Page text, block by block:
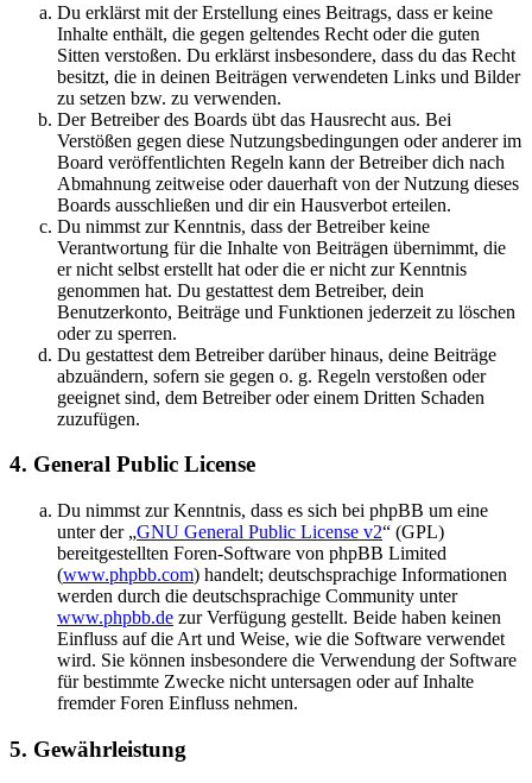
Du erklärst mit der Erstellung eines Beitrags, dass er keine
Inhalte enthält, die gegen geltendes Recht oder die guten
Sitten verstoßen. Du erklärst insbesondere, dass du das Recht
besitzt, die in deinen Beiträgen verwendeten Links und Bilder
zu setzen bzw. zu verwenden.
Der Betreiber des Boards übt das Hausrecht aus. Bei
Verstößen gegen diese Nutzungsbedingungen oder anderer im
Board veröffentlichten Regeln kann der Betreiber dich nach
Abmahnung zeitweise oder dauerhaft von der Nutzung dieses
Boards ausschließen und dir ein Hausverbot erteilen.
Du nimmst zur Kenntnis, dass der Betreiber keine
Verantwortung für die Inhalte von Beiträgen übernimmt, die
er nicht selbst erstellt hat oder die er nicht zur Kenntnis
genommen hat. Du gestattest dem Betreiber, dein
Benutzerkonto, Beiträge und Funktionen jederzeit zu löschen
oder zu sperren.
Du gestattest dem Betreiber darüber hinaus, deine Beiträge
abzuändern, sofern sie gegen o. g. Regeln verstoßen oder
geeignet sind, dem Betreiber oder einem Dritten Schaden
zuzufügen.
4. General Public License
Du nimmst zur Kenntnis, dass es sich bei phpBB um eine
unter der „GNU General Public License v2“ (GPL)
bereitgestellten Foren-Software von phpBB Limited
(www.phpbb.com) handelt; deutschsprachige Informationen
werden durch die deutschsprachige Community unter
www.phpbb.de zur Verfügung gestellt. Beide haben keinen
Einfluss auf die Art und Weise, wie die Software verwendet
wird. Sie können insbesondere die Verwendung der Software
für bestimmte Zwecke nicht untersagen oder auf Inhalte
fremder Foren Einfluss nehmen.
5. Gewährleistung